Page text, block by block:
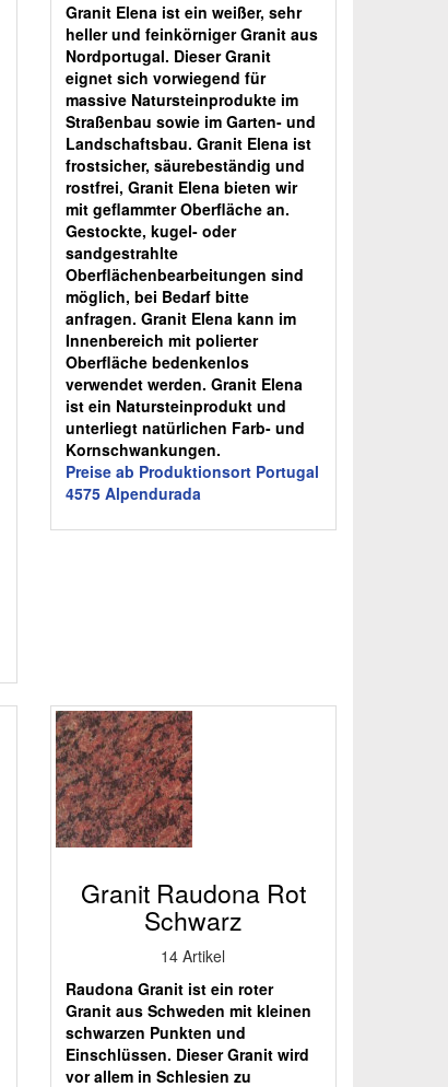
Granit Elena ist ein weißer, sehr
heller und feinkörniger Granit aus
Nordportugal. Dieser Granit
eignet sich vorwiegend für
massive Natursteinprodukte im
Straßenbau sowie im Garten- und
Landschaftsbau. Granit Elena ist
frostsicher, säurebeständig und
rostfrei, Granit Elena bieten wir
mit geflammter Oberfläche an.
Gestockte, kugel- oder
sandgestrahlte
Oberflächenbearbeitungen sind
möglich, bei Bedarf bitte
anfragen. Granit Elena kann im
Innenbereich mit polierter
Oberfläche bedenkenlos
verwendet werden. Granit Elena
ist ein Natursteinprodukt und
unterliegt natürlichen Farb- und
Kornschwankungen.
Preise ab Produktionsort Portugal
4575 Alpendurada
Granit Raudona Rot
Schwarz
14 Artikel
Raudona Granit ist ein roter
Granit aus Schweden mit kleinen
schwarzen Punkten und
Einschlüssen. Dieser Granit wird
vor allem in Schlesien zu